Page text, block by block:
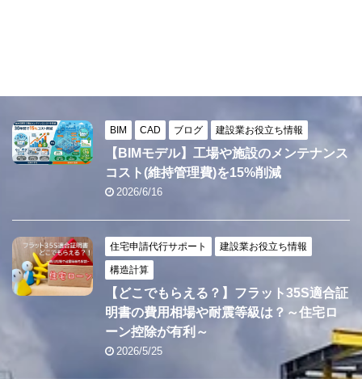
BIM CAD ブログ 建設業お役立ち情報
【BIMモデル】工場や施設のメンテナンス
コスト(維持管理費)を15%削減
2026/6/16
住宅申請代行サポート 建設業お役立ち情報
構造計算
【どこでもらえる？】フラット35S適合証
明書の費用相場や耐震等級は？～住宅ロ
ーン控除が有利～
2026/5/25